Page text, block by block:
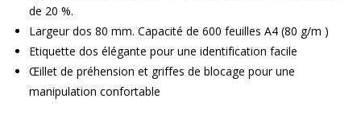
de 20 %.
Largeur dos 80 mm. Capacité de 600 feuilles A4 (80 g/m )
Etiquette dos élégante pour une identification facile
Œillet de préhension et griffes de blocage pour une
manipulation confortable